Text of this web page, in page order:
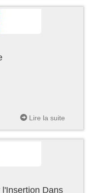
Lire la suite
Dans